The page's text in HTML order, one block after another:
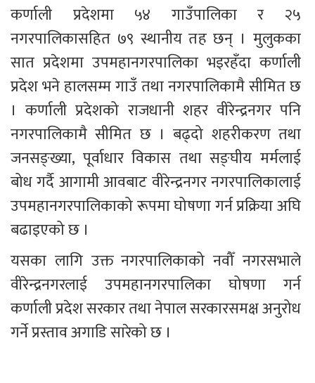
कर्णाली प्रदेशमा ५४ गाउँपालिका र २५
नगरपालिकासहित ७९ स्थानीय तह छन् । मुलुकका
सात प्रदेशमा उपमहानगरपालिका भइरहँदा कर्णाली
प्रदेश भने हालसम्म गाउँ तथा नगरपालिकामै सीमित छ
। कर्णाली प्रदेशको राजधानी शहर वीरेन्द्रनगर पनि
नगरपालिकामै सीमित छ । बढ्दो शहरीकरण तथा
जनसङ्ख्या, पूर्वाधार विकास तथा सङ्घीय मर्मलाई
बोध गर्दै आगामी आवबाट वीरेन्द्रनगर नगरपालिकालाई
उपमहानगरपालिकाको रूपमा घोषणा गर्न प्रक्रिया अघि
बढाइएको छ ।
यसका लागि उक्त नगरपालिकाको नवौँ नगरसभाले
वीरेन्द्रनगरलाई उपमहानगरपालिका घोषणा गर्न
कर्णाली प्रदेश सरकार तथा नेपाल सरकारसमक्ष अनुरोध
गर्ने प्रस्ताव अगाडि सारेको छ ।